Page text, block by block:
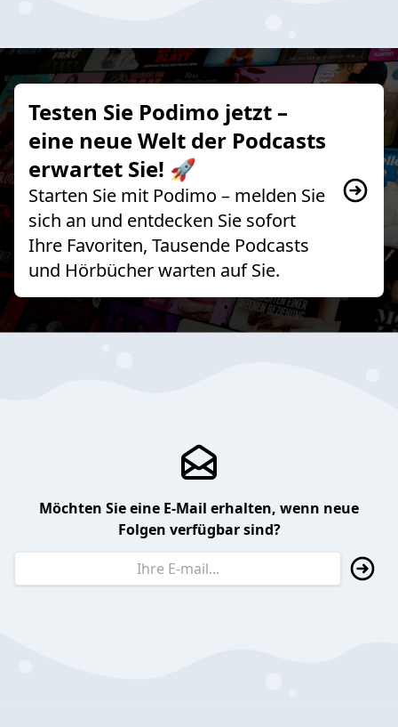
Testen Sie Podimo jetzt –
eine neue Welt der Podcasts
erwartet Sie! 🚀
Starten Sie mit Podimo – melden Sie
sich an und entdecken Sie sofort
Ihre Favoriten, Tausende Podcasts
und Hörbücher warten auf Sie.
Möchten Sie eine E-Mail erhalten, wenn neue
Folgen verfügbar sind?